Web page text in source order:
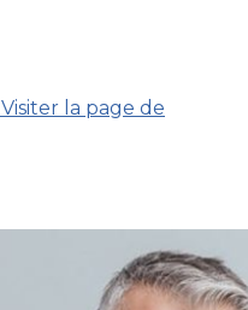
Visiter la page de